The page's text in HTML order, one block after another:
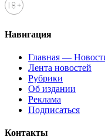
Навигация
Главная —
Лента новостей
Рубрики
Об издании
Реклама
Подписаться
Контакты